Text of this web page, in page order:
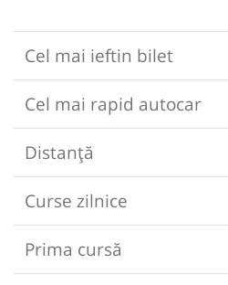
Cel mai ieftin bilet
Cel mai rapid autocar
Distanță
Curse zilnice
Prima cursă